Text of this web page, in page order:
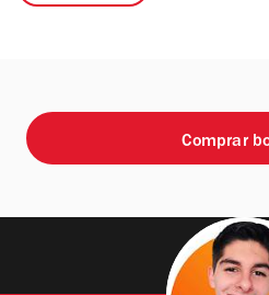
Comprar